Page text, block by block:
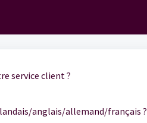
service client ?
anglais/allemand/français ?